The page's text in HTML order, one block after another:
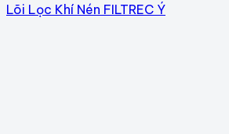
Lõi Lọc Khí Nén FILTREC Ý